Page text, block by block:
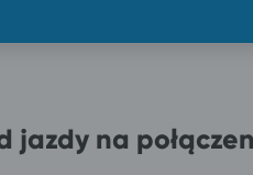
jazdy na